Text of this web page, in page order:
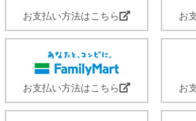
お支払い方法はこちら お
お支払い方法はこちら お